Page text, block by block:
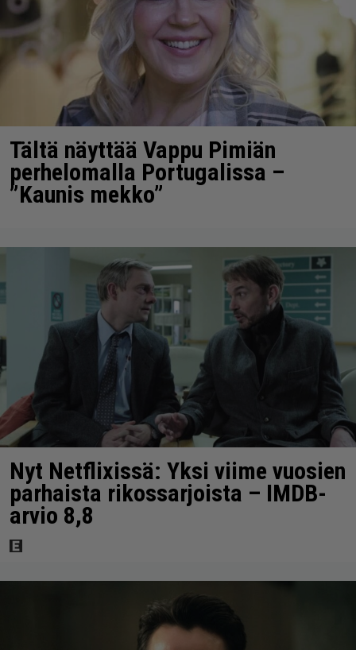
Tältä näyttää Vappu Pimiän
perhelomalla Portugalissa –
”Kaunis mekko”
Nyt Netflixissä: Yksi viime vuosien
parhaista rikossarjoista – IMDB-
arvio 8,8